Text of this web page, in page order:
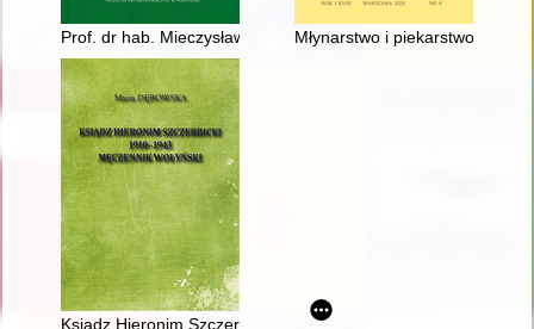
Prof. dr hab. Mieczysława Sabina Ruxerówna (10.10.1891 -
Młynarstwo i piekarstwo w
Ksiądz Hieronim Szczerbicki 1910-1943 : męczennik wołyński